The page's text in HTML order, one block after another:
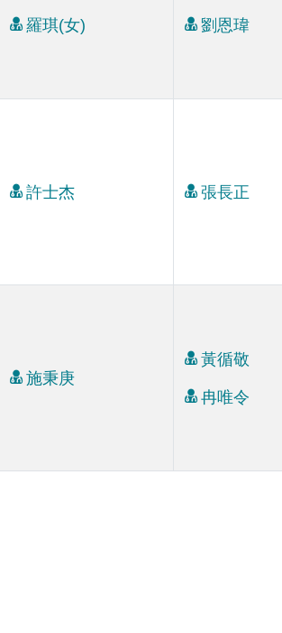
羅琪(女) 劉恩瑋
許士杰 張長正
施秉庚
黃循敬
冉唯令